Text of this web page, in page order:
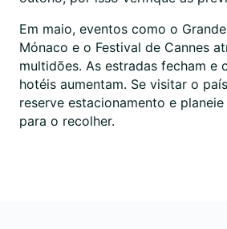
Em maio, eventos como o
Mónaco e o Festival de Cannes
multidões. As estradas fecham e
hotéis aumentam. Se visitar o
reserve estacionamento e
para o recolher.